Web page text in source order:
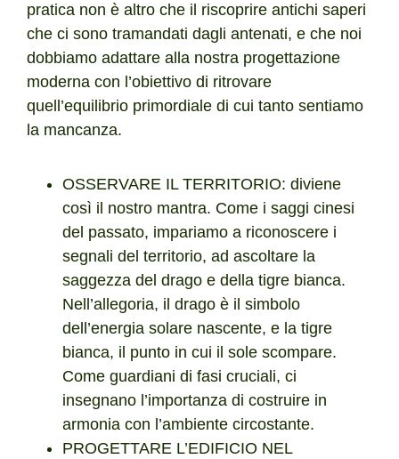
pratica non è altro che il riscoprire antichi saperi
che ci sono tramandati dagli antenati, e che noi
dobbiamo adattare alla nostra progettazione
moderna con l’obiettivo di ritrovare
quell’equilibrio primordiale di cui tanto sentiamo
la mancanza.
OSSERVARE IL TERRITORIO: diviene
così il nostro mantra. Come i saggi cinesi
del passato, impariamo a riconoscere i
segnali del territorio, ad ascoltare la
saggezza del drago e della tigre bianca.
Nell’allegoria, il drago è il simbolo
dell’energia solare nascente, e la tigre
bianca, il punto in cui il sole scompare.
Come guardiani di fasi cruciali, ci
insegnano l’importanza di costruire in
armonia con l’ambiente circostante.
PROGETTARE L’EDIFICIO NEL